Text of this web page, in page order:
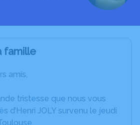
famille
amis,
tristesse que nous vous
d’Henri JOLY survenu le jeudi